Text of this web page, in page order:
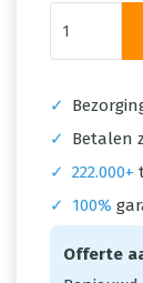
✓
✓
Betalen
✓ 222.000+
✓
100%
Offerte